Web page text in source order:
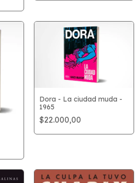
Dora - La ciudad muda -
1965
$22.000,00